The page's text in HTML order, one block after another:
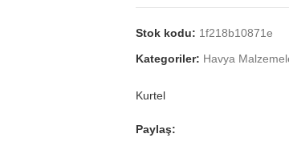
Stok kodu: 1f218b10871e
Kategoriler: Havya
Kurtel
Paylaş: